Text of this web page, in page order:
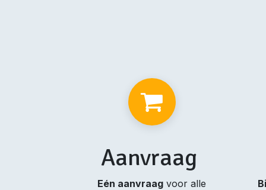
Aanvraag
Eén aanvraag voor alle